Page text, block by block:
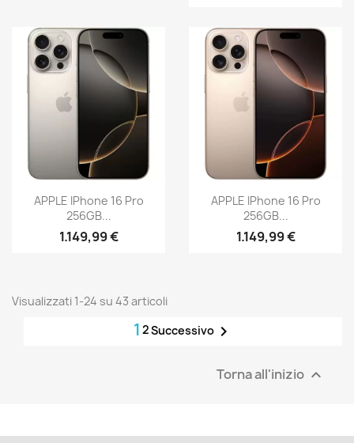
APPLE IPhone 16 Pro
256GB...
1.149,99 €
APPLE IPhone 16 Pro
256GB...
1.149,99 €
Visualizzati 1-24 su 43 articoli
1 2Successivo
Torna all'inizio 